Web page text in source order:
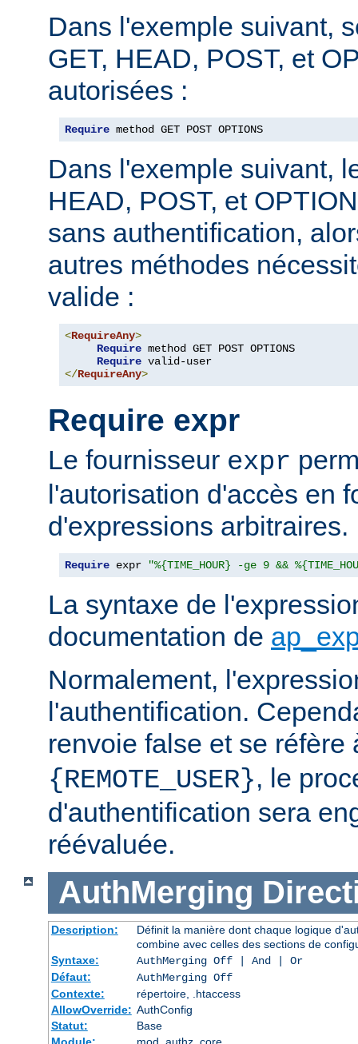
Dans l'exemple suivant,
GET, HEAD, POST, et
autorisées :
Require method GET POST OPTIONS
Dans l'exemple suivant,
HEAD, POST, et
sans authentification,
autres méthodes
valide :
<RequireAny>
Require method GET POST OPTIONS
Require
</RequireAny>
Require expr
Le fournisseur expr
l'autorisation d'accès en
d'expressions arbitraires.
Require expr "%{TIME_HOUR} -ge 9 &&
La syntaxe de
documentation de
Normalement,
l'authentification.
renvoie false et se
{REMOTE_USER}, le
d'authentification sera
réévaluée.
AuthMerging
Description:
Définit la manière dont chaque logique
combine avec celles des sections de
Syntaxe:
AuthMerging Off | And | Or
Défaut:
AuthMerging Off
Contexte:
répertoire, .htaccess
AllowOverride: AuthConfig
Statut:
Base